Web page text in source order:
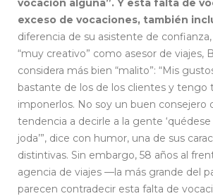
vocación alguna”. Y esta falta de
exceso de vocaciones, también
diferencia de su asistente de
“muy creativo” como asesor de viajes,
considera más bien “malito”: “Mis
bastante de los de los clientes y tengo
imponerlos. No soy un buen consejero
tendencia a decirle a la gente
joda’”, dice con humor, una de sus
distintivas. Sin embargo, 58 años al
agencia de viajes —la más grande del
parecen contradecir esta falta de